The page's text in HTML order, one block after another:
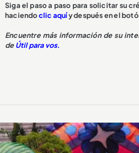
Siga el paso a paso para solicitar su
haciendoclic aquíy después en el
Encuentre más información de su
deÚtil para vos.